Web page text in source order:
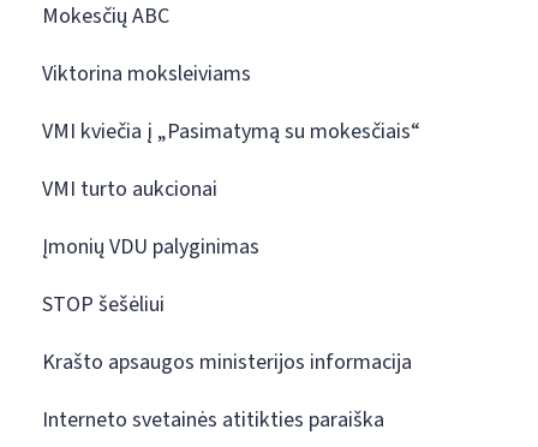
Mokesčių ABC
Viktorina moksleiviams
VMI kviečia į „Pasimatymą su mokesčiais“
VMI turto aukcionai
Įmonių VDU palyginimas
STOP šešėliui
Krašto apsaugos ministerijos informacija
Interneto svetainės atitikties paraiška